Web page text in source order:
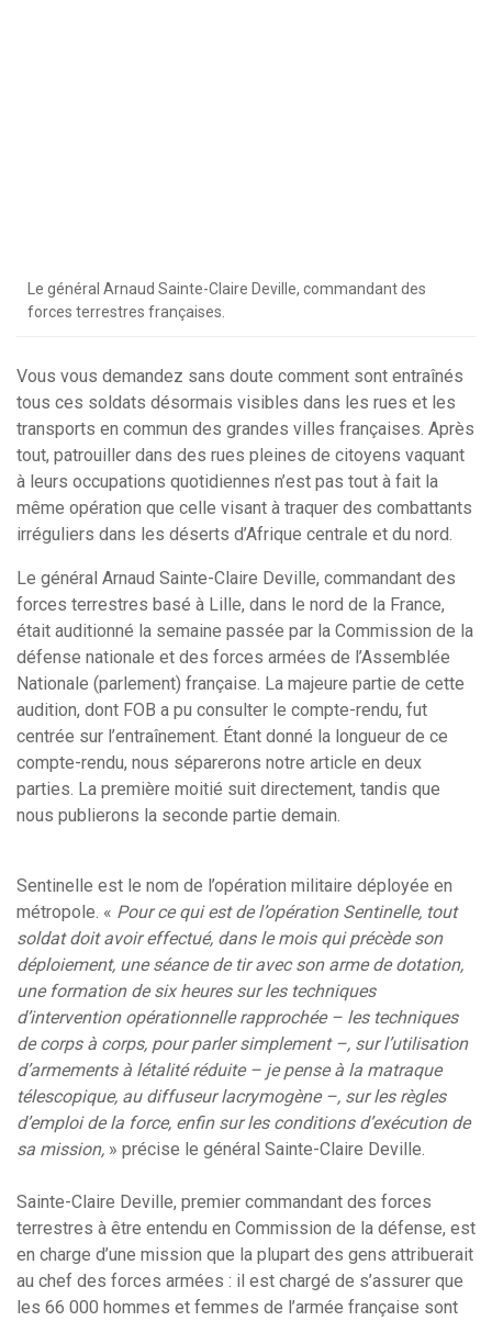
Le général Arnaud Sainte-Claire Deville, commandant des
forces terrestres françaises.
Vous vous demandez sans doute comment sont entraînés
tous ces soldats désormais visibles dans les rues et les
transports en commun des grandes villes françaises. Après
tout, patrouiller dans des rues pleines de citoyens vaquant
à leurs occupations quotidiennes n’est pas tout à fait la
même opération que celle visant à traquer des combattants
irréguliers dans les déserts d’Afrique centrale et du nord.
Le général Arnaud Sainte-Claire Deville, commandant des
forces terrestres basé à Lille, dans le nord de la France,
était auditionné la semaine passée par la Commission de la
défense nationale et des forces armées de l’Assemblée
Nationale (parlement) française . La majeure partie de cette
audition, dont FOB a pu consulter le compte-rendu, fut
centrée sur l’entraînement. Étant donné la longueur de ce
compte-rendu, nous séparerons notre article en deux
parties. La première moitié suit directement, tandis que
nous publierons la seconde partie demain.
Sentinelle est le nom de l’opération militaire déployée en
métropole. « Pour ce qui est de l’opération Sentinelle, tout
soldat doit avoir effectué, dans le mois qui précède son
déploiement, une séance de tir avec son arme de dotation,
une formation de six heures sur les techniques
d’intervention opérationnelle rapprochée – les techniques
de corps à corps, pour parler simplement –, sur l’utilisation
d’armements à létalité réduite – je pense à la matraque
télescopique, au diffuseur lacrymogène –, sur les règles
d’emploi de la force, enfin sur les conditions d’exécution de
sa mission, » précise le général Sainte-Claire Deville.
Sainte-Claire Deville, premier commandant des forces
terrestres à être entendu en Commission de la défense, est
en charge d’une mission que la plupart des gens attribuerait
au chef des forces armées : il est chargé de s’assurer que
les 66 000 hommes et femmes de l’armée française sont